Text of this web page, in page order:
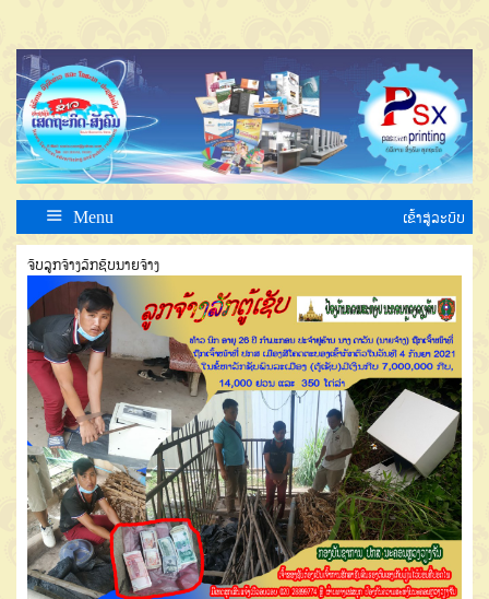
Menu ເຂົ້າສູ່ລະບົບ
ຈັບລູກຈ້າງລັກຊັບນາຍຈ້າງ